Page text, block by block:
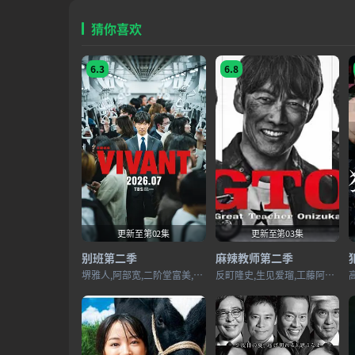
猜你喜欢
6.3
更新至第02集
别班第二季
堺雅人,阿部宽,二阶堂富美,二宫和也,松坂桃李,林遣都,龙星凉,小日向文世
6.8
更新至第03集
麻辣教师第二季
反町隆史,生见爱瑠,工藤阿须加,高桥玛莉润,市川知宏,夙川与务,近藤芳正,宇梶刚士,稻垣来泉,及川桃利,大岛美优,梶原叶渚,川口和空,北里琉,柴崎枫雅,难波碧空,西浦心乃助,堀口真帆,森本陆斗,松尾そのま,大石爱阳,高木龙之介,金子遥,伊藤骏太,角田一绊,永井湖白,西川实花,山本雪菜,上村佳里奈,富居玲衣,新井乃爱,川边庆乃,金泽飒,高桥佑大朗,斋藤虎之介,神江Jo,松岛菜菜子